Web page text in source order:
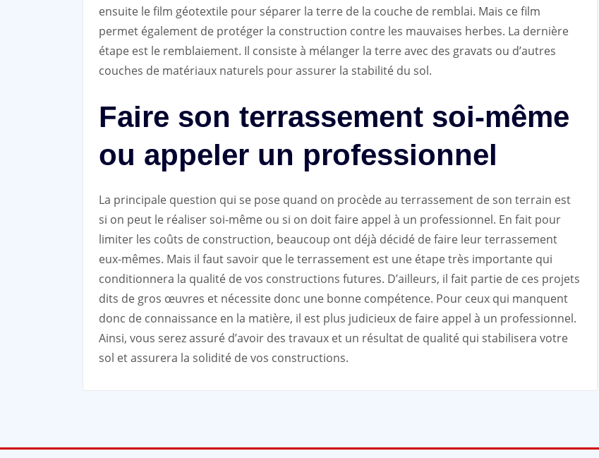
ensuite le film géotextile pour séparer la terre de la couche de remblai. Mais ce film
permet également de protéger la construction contre les mauvaises herbes. La dernière
étape est le remblaiement. Il consiste à mélanger la terre avec des gravats ou d’autres
couches de matériaux naturels pour assurer la stabilité du sol.
Faire son terrassement soi-même
ou appeler un professionnel
La principale question qui se pose quand on procède au terrassement de son terrain est
si on peut le réaliser soi-même ou si on doit faire appel à un professionnel. En fait pour
limiter les coûts de construction, beaucoup ont déjà décidé de faire leur terrassement
eux-mêmes. Mais il faut savoir que le terrassement est une étape très importante qui
conditionnera la qualité de vos constructions futures. D’ailleurs, il fait partie de ces projets
dits de gros œuvres et nécessite donc une bonne compétence. Pour ceux qui manquent
donc de connaissance en la matière, il est plus judicieux de faire appel à un professionnel.
Ainsi, vous serez assuré d’avoir des travaux et un résultat de qualité qui stabilisera votre
sol et assurera la solidité de vos constructions.